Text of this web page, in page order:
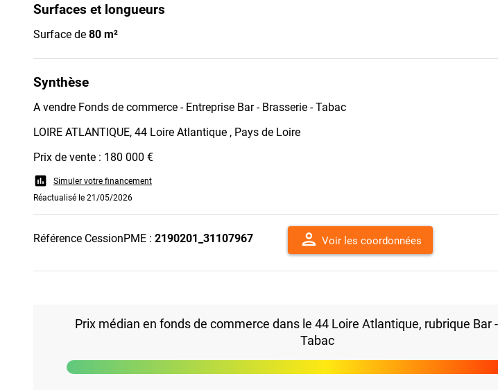
Surfaces et longueurs
Surface de 80 m²
Synthèse
A vendre Fonds de commerce - Entreprise Bar - Brasserie - Tabac
LOIRE ATLANTIQUE, 44 Loire Atlantique , Pays de Loire
Prix de vente : 180 000 €
assessment
Simuler votre financement
Réactualisé le 21/05/2026
Référence CessionPME : 2190201_31107967 person Voir les coordonnées
Prix médian en fonds de commerce dans le 44 Loire Atlantique, rubrique Bar
Tabac